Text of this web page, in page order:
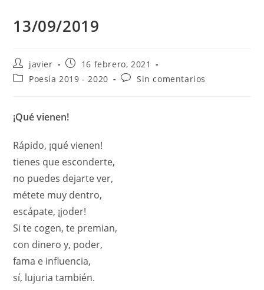
13/09/2019
javier
16 febrero, 2021
Poesía 2019 - 2020
Sin comentarios
¡Qué vienen!
Rápido, ¡qué vienen!
tienes que esconderte,
no puedes dejarte ver,
métete muy dentro,
escápate, ¡joder!
Si te cogen, te premian,
con dinero y, poder,
fama e influencia,
sí, lujuria también.